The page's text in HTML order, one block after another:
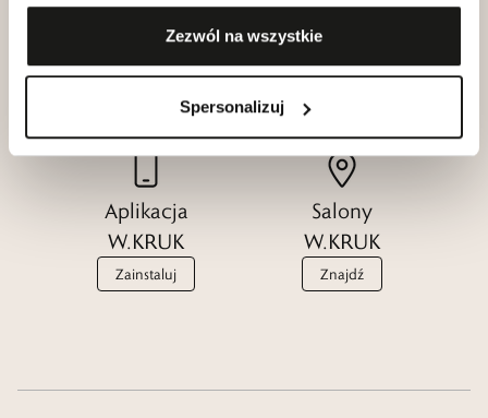
Zezwól na wszystkie
Spersonalizuj
Klub dla
Przyjaciół
W.KRUK
Katalogi
Aplikacja
W.KRUK
Zainstaluj
Salony
W.KRUK
Znajdź